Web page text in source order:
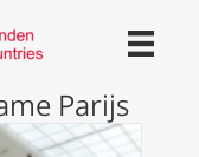
Parijs